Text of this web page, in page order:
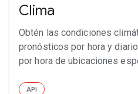
Clima
Obtén las condiciones
pronósticos por hora y
por hora de ubicaciones
API